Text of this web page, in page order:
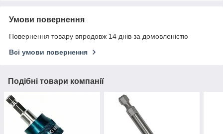
Умови повернення
Повернення товару впродовж 14 днів за домовленістю
Всі умови повернення
Подібні товари компанії